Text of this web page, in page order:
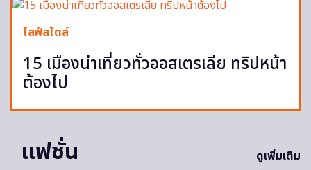
ไลฟ์สไตล์
15 เมืองน่าเที่ยวทั่วออสเตรเลีย ทริปหน้า
ต้องไป
แฟชั่น ดูเพิ่มเติม